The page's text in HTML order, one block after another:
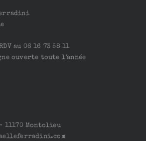
au 06 16 73 58 11
ouverte toute l’année
11170 Montolieu